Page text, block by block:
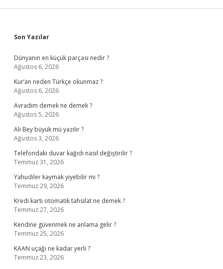
Sidebar
Son Yazılar
Dünyanın en küçük parçası nedir ?
Ağustos 6, 2026
Kur’an neden Türkçe okunmaz ?
Ağustos 6, 2026
Avradım demek ne demek ?
Ağustos 5, 2026
Ali Bey büyük mü yazılır ?
Ağustos 3, 2026
Telefondaki duvar kağıdı nasıl değiştirilir ?
Temmuz 31, 2026
Yahudiler kaymak yiyebilir mi ?
Temmuz 29, 2026
Kredi kartı otomatik tahsilat ne demek ?
Temmuz 27, 2026
Kendine güvenmek ne anlama gelir ?
Temmuz 25, 2026
KAAN uçağı ne kadar yerli ?
Temmuz 23, 2026